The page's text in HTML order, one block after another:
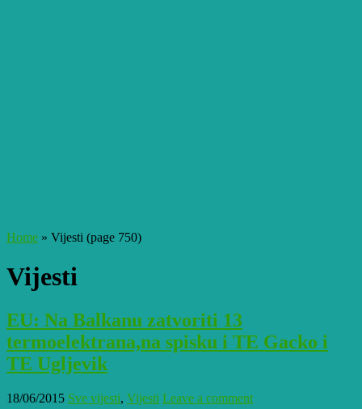
Home » Vijesti (page 750)
Vijesti
EU: Na Balkanu zatvoriti 13
termoelektrana,na spisku i TE Gacko i
TE Ugljevik
18/06/2015 Sve vijesti, Vijesti Leave a comment